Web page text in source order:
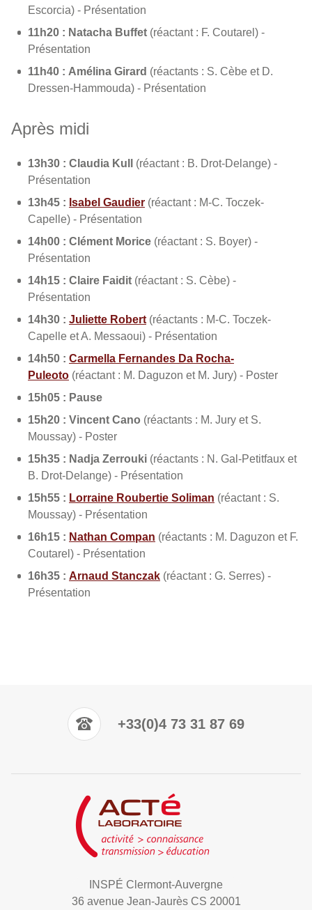
Escorcia) - Présentation
11h20 : Natacha Buffet (réactant : F. Coutarel) -
Présentation
11h40 : Amélina Girard (réactants : S. Cèbe et D.
Dressen-Hammouda) - Présentation
Après midi
13h30 : Claudia Kull
(réactant : B. Drot-Delange) -
Présentation
13h45 : Isabel Gaudier (réactant : M-C. Toczek-
Capelle) - Présentation
14h00 : Clément Morice (réactant : S. Boyer) -
Présentation
14h15 : Claire Faidit (réactant : S. Cèbe) -
Présentation
14h30 : Juliette Robert (réactants : M-C. Toczek-
Capelle et A. Messaoui) - Présentation
14h50 : Carmella Fernandes Da Rocha-
Puleoto (réactant : M. Daguzon et M. Jury) - Poster
15h05 : Pause
15h20 : Vincent Cano (réactants : M. Jury et S.
Moussay) - Poster
15h35 : Nadja Zerrouki (réactants : N. Gal-Petitfaux et
B. Drot-Delange) - Présentation
15h55 : Lorraine Roubertie Soliman (réactant : S.
Moussay) - Présentation
16h15 : Nathan Compan (réactants : M. Daguzon et F.
Coutarel) - Présentation
16h35 : Arnaud Stanczak (réactant : G. Serres) -
Présentation
+33(0)4 73 31 87 69
INSPÉ Clermont-Auvergne
36 avenue Jean-Jaurès CS 20001